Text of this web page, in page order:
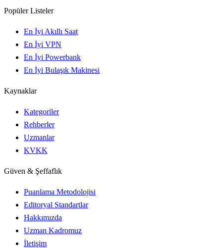
Popüler Listeler
En İyi Akıllı Saat
En İyi VPN
En İyi Powerbank
En İyi Bulaşık Makinesi
Kaynaklar
Kategoriler
Rehberler
Uzmanlar
KVKK
Güven & Şeffaflık
Puanlama Metodolojisi
Editoryal Standartlar
Hakkımızda
Uzman Kadromuz
İletişim